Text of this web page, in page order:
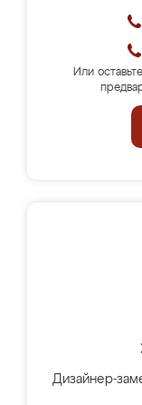
Или
Дизайнер-